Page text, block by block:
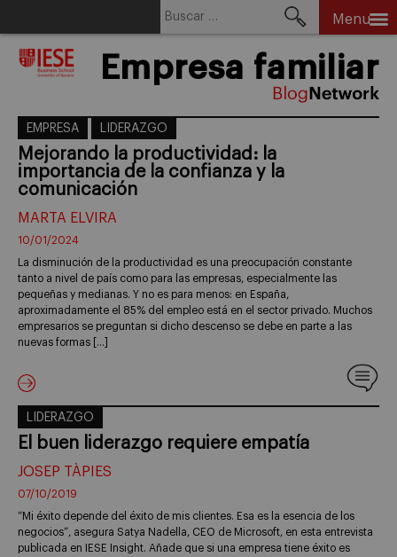
Menu
Empresa familiar
EMPRESA LIDERAZGO
Mejorando la productividad: la
importancia de la confianza y la
comunicación
MARTA ELVIRA
10/01/2024
La disminución de la productividad es una preocupación constante
tanto a nivel de país como para las empresas, especialmente las
pequeñas y medianas. Y no es para menos: en España,
aproximadamente el 85% del empleo está en el sector privado. Muchos
empresarios se preguntan si dicho descenso se debe en parte a las
nuevas formas […]
LIDERAZGO
El buen liderazgo requiere empatía
JOSEP TÀPIES
07/10/2019
“Mi éxito depende del éxito de mis clientes. Esa es la esencia de los
negocios”, asegura Satya Nadella, CEO de Microsoft, en esta entrevista
publicada en IESE Insight. Añade que si una empresa tiene éxito es